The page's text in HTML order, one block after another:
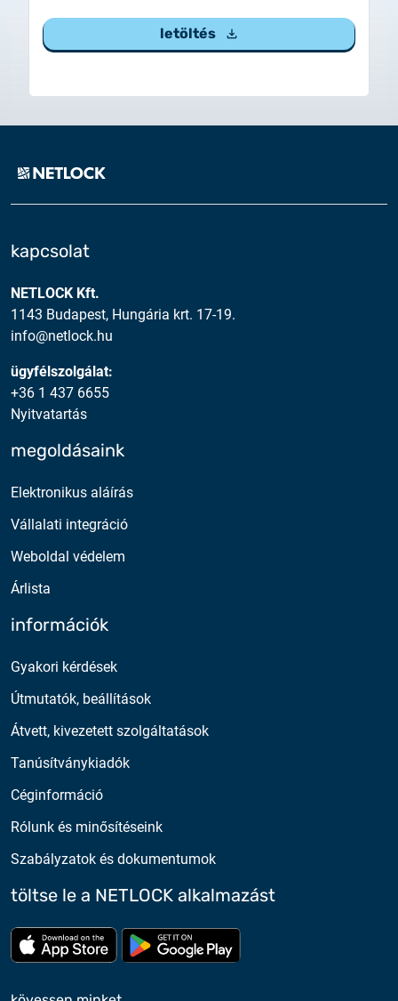
letöltés
kapcsolat
NETLOCK Kft.
1143 Budapest, Hungária krt. 17-19.
info@netlock.hu
ügyfélszolgálat:
+36 1 437 6655
Nyitvatartás
megoldásaink
Elektronikus aláírás
Vállalati integráció
Weboldal védelem
Árlista
információk
Gyakori kérdések
Útmutatók, beállítások
Átvett, kivezetett szolgáltatások
Tanúsítványkiadók
Céginformáció
Rólunk és minősítéseink
Szabályzatok és dokumentumok
töltse le a NETLOCK alkalmazást
Töltse le az App Store-bólTöltse le a google play-